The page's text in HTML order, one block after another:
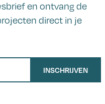
en ontvang de
direct in je
INSCHRIJVEN